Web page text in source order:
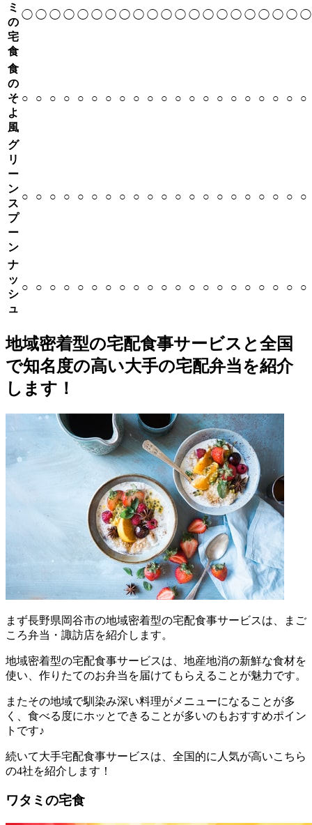
ミ
の
宅
食
◯ ◯ ◯ ◯ ◯ ◯ ◯ ◯ ◯ ◯ ◯ ◯ ◯ ◯ ◯ ◯ ◯ ◯ ◯ ◯ ◯
食
の
そ
よ
風
○ ○ ○ ○ ○ ○ ○ ○ ○ ○ ○ ○ ○ ○ ○ ○ ○ ○ ○ ○ ○
グ
リ
ー
ン
ス
プ
ー
ン
○ ○ ○ ○ ○ ○ ○ ○ ○ ○ ○ ○ ○ ○ ○ ○ ○ ○ ○ ○ ○
ナ
ッ
シ
ュ
○ ○ ○ ○ ○ ○ ○ ○ ○ ○ ○ ○ ○ ○ ○ ○ ○ ○ ○ ○ ○
地域密着型の宅配食事サービスと全国
で知名度の高い大手の宅配弁当を紹介
します！
まず長野県岡谷市の地域密着型の宅配食事サービスは、まご
ころ弁当・諏訪店を紹介します。
地域密着型の宅配食事サービスは、地産地消の新鮮な食材を
使い、作りたてのお弁当を届けてもらえることが魅力です。
またその地域で馴染み深い料理がメニューになることが多
く、食べる度にホッとできることが多いのもおすすめポイン
トです♪
続いて大手宅配食事サービスは、全国的に人気が高いこちら
の4社を紹介します！
ワタミの宅食